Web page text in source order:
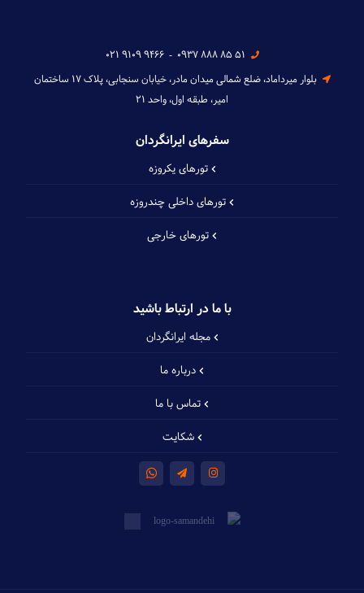
0937 888 85 51
-
021 9109 9466
بلوار میرداماد، ضلع شمالی میدان مادر، خیابان سنجابی، پلاک ۱۷ ساختمان
امیر، طبقه اول، واحد ۲۱
سفرهای ایرانگردان
تورهای یکروزه
تورهای داخلی چند‌روزه
تورهای خارجی
با ما در ارتباط باشید
مجله ایرانگردان
درباره ما
تماس با ما
شکایت